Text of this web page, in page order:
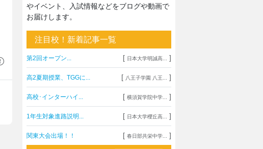
やイベント、入試情報などをブログや動画で
お届けします。
注目校！新着記事一覧
第2回オープン... [ 日本大学明誠高... ]
高2夏期授業、TGGに... [ 八王子学園 八王... ]
高校･インターハイ... [ 横須賀学院中学... ]
1年生対象進路説明... [ 日本大学櫻丘高... ]
関東大会出場！！ [ 春日部共栄中学... ]